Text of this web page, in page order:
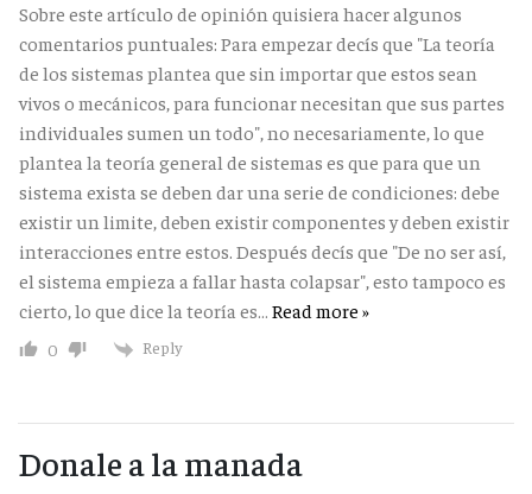
Sobre este artículo de opinión quisiera hacer algunos
comentarios puntuales: Para empezar decís que "La teoría
de los sistemas plantea que sin importar que estos sean
vivos o mecánicos, para funcionar necesitan que sus partes
individuales sumen un todo", no necesariamente, lo que
plantea la teoría general de sistemas es que para que un
sistema exista se deben dar una serie de condiciones: debe
existir un limite, deben existir componentes y deben existir
interacciones entre estos. Después decís que "De no ser así,
el sistema empieza a fallar hasta colapsar", esto tampoco es
cierto, lo que dice la teoría es… Read more »
0 Reply
Donale a la manada